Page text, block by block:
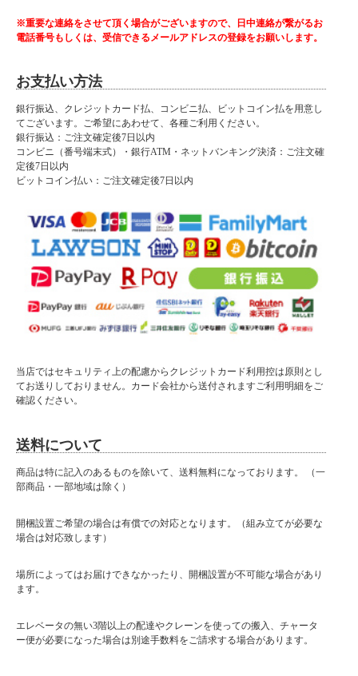
■サイズ
幅90×奥行45×高さ181cm
ホワイト
■特徴
・輸入品
・フルオープンレール付き引き出し
・スライドカウンター付き
・1500Wの2口コンセント
当店商品はメーカー取扱商品も販売中の為、稀に在庫切れの場合もございます。
※重要な連絡をさせて頂く場合がございますので、日中連絡が繋がるお
電話番号もしくは、受信できるメールアドレスの登録をお願いします。
お支払い方法
銀行振込、クレジットカード払、コンビニ払、ビットコイン払を用意し
てございます。ご希望にあわせて、各種ご利用ください。
銀行振込：ご注文確定後7日以内
コンビニ（番号端末式）・銀行ATM・ネットバンキング決済：ご注文確
定後7日以内
ビットコイン払い：ご注文確定後7日以内
当店ではセキュリティ上の配慮からクレジットカード利用控は原則とし
てお送りしておりません。カード会社から送付されますご利用明細をご
確認ください。
送料について
商品は特に記入のあるものを除いて、送料無料になっております。 （一
部商品・一部地域は除く）
開梱設置ご希望の場合は有償での対応となります。（組み立てが必要な
場合は対応致します）
場所によってはお届けできなかったり、開梱設置が不可能な場合があり
ます。
エレベータの無い3階以上の配達やクレーンを使っての搬入、チャータ
ー便が必要になった場合は別途手数料をご請求する場合があります。